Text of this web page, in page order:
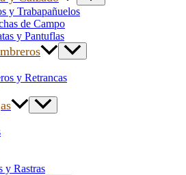
y Trabapañuelos
de Campo
y Pantuflas
y Retrancas
y Rastras